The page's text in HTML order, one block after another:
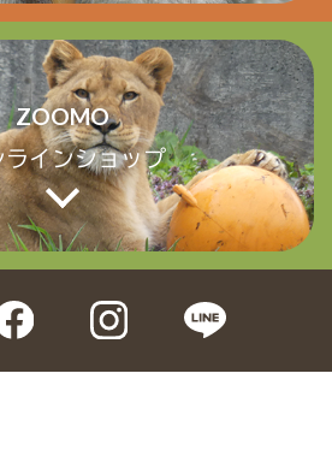
ZOOMO
インショップ